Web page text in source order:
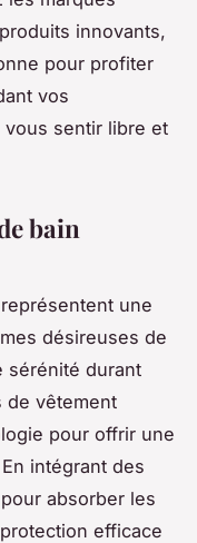
innovants,
pour profiter
vos
vous sentir libre et
bain
une
désireuses de
sérénité durant
de vêtement
pour offrir une
intégrant des
absorber les
efficace